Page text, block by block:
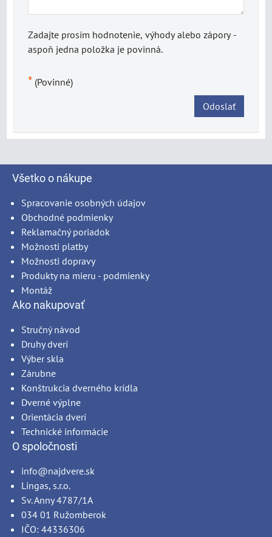
Zadajte prosím hodnotenie, výhody alebo zápory -
aspoň jedna položka je povinná.
* (Povinné)
Odoslať
Všetko o nákupe
Spracovanie osobných údajov
Obchodné podmienky
Reklamačný poriadok
Možnosti platby
Možnosti dopravy
Produkty na mieru - podmienky
Montáž
Ako nakupovať
Stručný návod
Druhy dverí
Výber skla
Zárubne
Konštrukcia dverného krídla
Dverné výplne
Orientácia dverí
Technické informácie
O spoločnosti
info@najdvere.sk
Lingas, s.r.o.
Sv. Anny 4787/1A
034 01 Ružomberok
IČO: 44336306